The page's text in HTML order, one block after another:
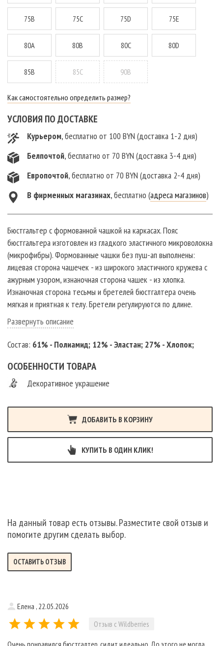
75B 75C 75D 75E
80A 80B 80C 80D
85B 85C 90B
Как самостоятельно определить размер?
УСЛОВИЯ ПО ДОСТАВКЕ
Курьером, бесплатно от 100 BYN (доставка 1-2 дня)
Белпочтой, бесплатно от 70 BYN (доставка 3-4 дня)
Европочтой, бесплатно от 70 BYN (доставка 2-4 дня)
В фирменныx магазинах, бесплатно (адреса магазинов)
Бюстгальтер с формованной чашкой на каркасах. Пояс
бюстгальтера изготовлен из гладкого эластичного микроволокна
(микрофибры). Формованные чашки без пуш-ап выполнены:
лицевая сторона чашечек - из широкого эластичного кружева с
ажурным узором, изнаночная сторона чашек - из хлопка.
Изнаночная сторона тесьмы и бретелей бюстгалтера очень
мягкая и приятная к телу. Бретели регулируются по длине.
Ширина бретели зависит от размера бюстгальтера, чем больше
размер и полнота, тем шире лямка лифчика. У бюстгальтера в
качестве декоративного элемента присутствует маленький
Бюстгальтер женский с кружевом подходит практически к
любой форме груди. Эта форма нижнего белья позволяет
создать визуальное увеличение груди, придает груди
имеет мягкие формованные чашки с хлопковой изнанкой. Лиф
представлен с чашечками на косточках, которые усиливают
поддержку, приподнимая грудь, делая ее более полной и
округлой. Удобный и красивый бюстик с кружевом подходит для
повседневной носки, для торжественных случаев, как свадебное
Развернуть описание
Состав: 61% - Полиамид; 12% - Эластан; 27% - Хлопок;
ОСОБЕННОСТИ ТОВАРА
Декоративное украшение
ДОБАВИТЬ В КОРЗИНУ
КУПИТЬ В ОДИН КЛИК!
На данный товар есть отзывы. Разместите свой отзыв и
помогите другим сделать выбор.
ОСТАВИТЬ ОТЗЫВ
Елена , 22.05.2026
Отзыв с Wildberries
Очень понравился бюстгалтер, сидит идеально. До этого не могла